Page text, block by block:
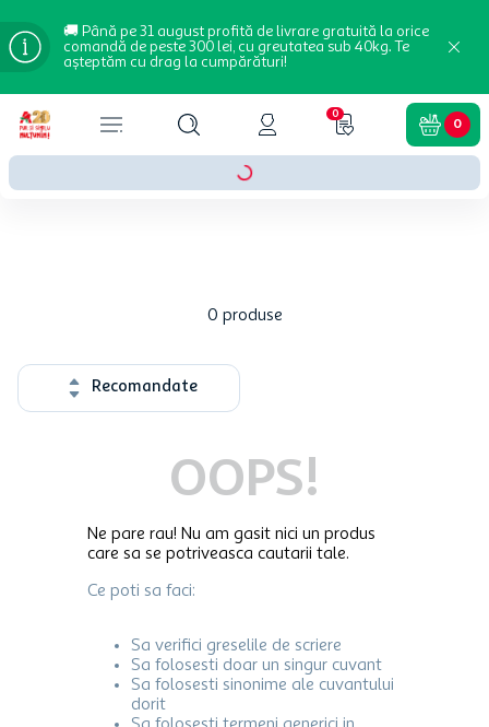
🚚 Până pe 31 august profită de livrare gratuită la orice
comandă de peste 300 lei, cu greutatea sub 40kg. Te
așteptăm cu drag la cumpărături!
0
0
0 produse
Recomandate
OOPS!
Ne pare rau! Nu am gasit nici un produs
care sa se potriveasca cautarii tale.
Ce poti sa faci:
Sa verifici greselile de scriere
Sa folosesti doar un singur cuvant
Sa folosesti sinonime ale cuvantului
dorit